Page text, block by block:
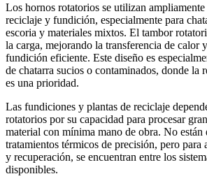
Los hornos rotatorios se utilizan ampliamente
reciclaje y fundición, especialmente para
escoria y materiales mixtos. El tambor
la carga, mejorando la transferencia de calor
fundición eficiente. Este diseño es
de chatarra sucios o contaminados, donde la
es una prioridad.
Las fundiciones y plantas de reciclaje
rotatorios por su capacidad para procesar
material con mínima mano de obra. No están
tratamientos térmicos de precisión, pero para
y recuperación, se encuentran entre los
disponibles.